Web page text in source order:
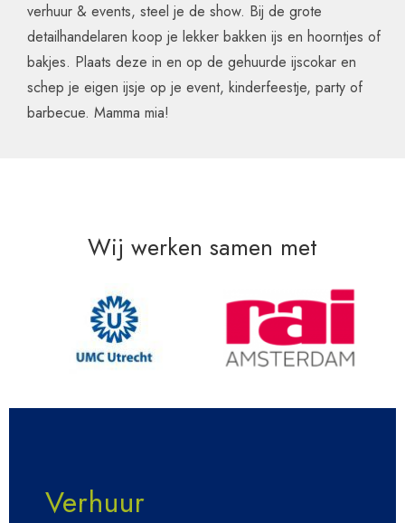
verhuur & events, steel je de show. Bij de grote
detailhandelaren koop je lekker bakken ijs en hoorntjes of
bakjes. Plaats deze in en op de gehuurde ijscokar en
schep je eigen ijsje op je event, kinderfeestje, party of
barbecue. Mamma mia!
Wij werken samen met
Verhuur